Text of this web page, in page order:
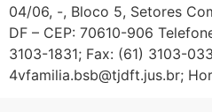
04/06, -, Bloco 5, Setores
DF – CEP: 70610-906
3103-1831; Fax: (61) 3103-
4vfamilia.bsb@tjdft.jus.br;